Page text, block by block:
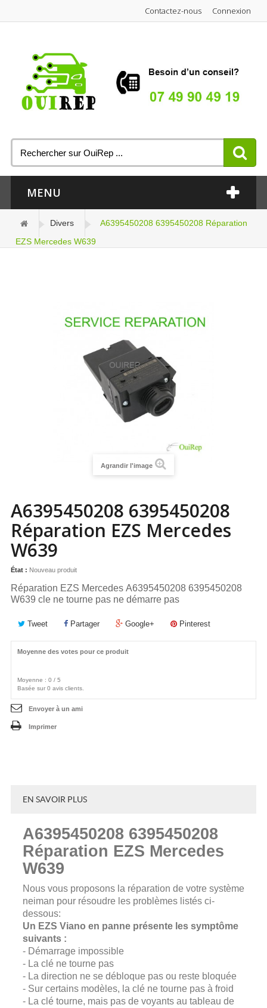
Connexion
Contactez-nous
MENU
Divers
A6395450208 6395450208 Réparation
EZS Mercedes W639
Agrandir l'image
A6395450208 6395450208
Réparation EZS Mercedes
W639
État : Nouveau produit
Réparation EZS Mercedes A6395450208 6395450208
W639 cle ne tourne pas ne démarre pas
Tweet Partager Google+ Pinterest
Moyenne des votes pour ce produit
Moyenne : 0 / 5
Basée sur 0 avis clients.
Envoyer à un ami
Imprimer
EN SAVOIR PLUS
A6395450208 6395450208
Réparation EZS Mercedes
W639
Nous vous proposons la réparation de votre système
neiman pour résoudre les problèmes listés ci-
dessous:
Un EZS Viano en panne présente les symptôme
suivants :
- Démarrage impossible
- La clé ne tourne pas
- La direction ne se débloque pas ou reste bloquée
- Sur certains modèles, la clé ne tourne pas à froid
- La clé tourne, mais pas de voyants au tableau de